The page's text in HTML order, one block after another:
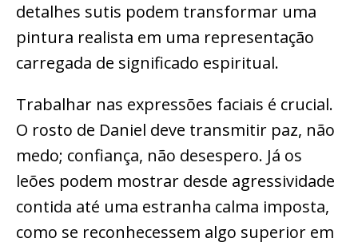
detalhes sutis podem transformar uma
pintura realista em uma representação
carregada de significado espiritual.
Trabalhar nas expressões faciais é crucial.
O rosto de Daniel deve transmitir paz, não
medo; confiança, não desespero. Já os
leões podem mostrar desde agressividade
contida até uma estranha calma imposta,
como se reconhecessem algo superior em